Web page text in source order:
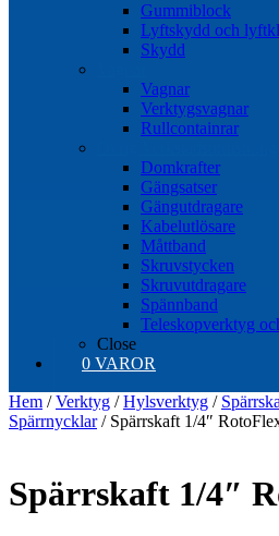
Gummiblock
Lyftskydd och
Skydd
Vagnar
Verktygsvagnar
Rullcontainrar
Domkrafter
Gängsatser
Gängutdragare
Kabelutlösare
Måttband
Skruvstycken
Skruvutdragare
Spännband
Teleskopverktyg
Close
0 VAROR
Hem /Verktyg /Hylsverktyg /
Spärrnycklar/ Spärrskaft 1/4″
Spärrskaft 1/4″